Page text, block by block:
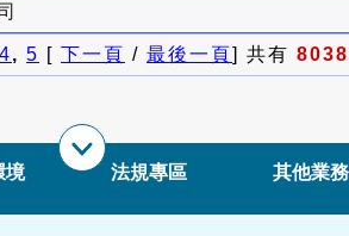
4, 5 [ 下一頁 / 最後一頁] 共有 8038
境 法規專區 其他業務